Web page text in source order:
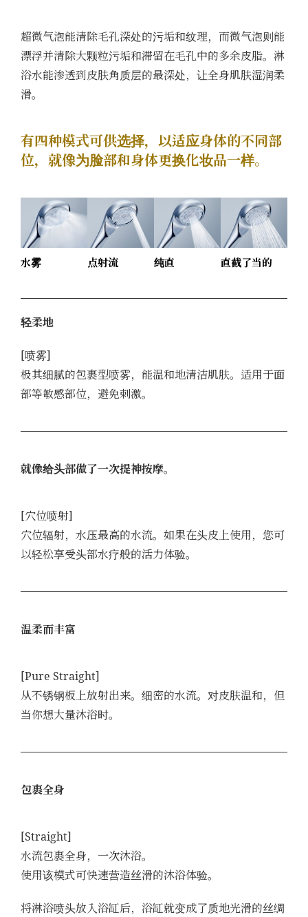
超微气泡能清除毛孔深处的污垢和纹理，而微气泡则能
漂浮并清除大颗粒污垢和滞留在毛孔中的多余皮脂。淋
浴水能渗透到皮肤角质层的最深处，让全身肌肤湿润柔
滑。
有四种模式可供选择，以适应身体的不同部
位，就像为脸部和身体更换化妆品一样。
水雾 点射流 纯直 直截了当的
轻柔地
[喷雾]
极其细腻的包裹型喷雾，能温和地清洁肌肤。适用于面
部等敏感部位，避免刺激。
就像给头部做了一次提神按摩。
[穴位喷射]
穴位辐射，水压最高的水流。如果在头皮上使用，您可
以轻松享受头部水疗般的活力体验。
温柔而丰富
[Pure Straight]
从不锈钢板上放射出来。细密的水流。对皮肤温和，但
当你想大量沐浴时。
包裹全身
[Straight]
水流包裹全身，一次沐浴。
使用该模式可快速营造丝滑的沐浴体验。
将淋浴喷头放入浴缸后，浴缸就变成了质地光滑的丝绸